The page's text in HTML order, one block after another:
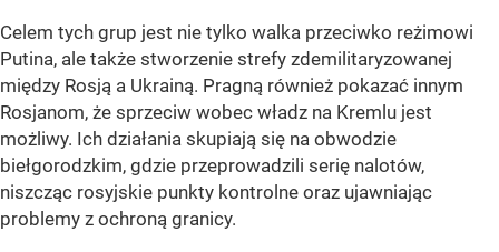
Celem tych grup jest nie tylko walka przeciwko reżimowi
Putina, ale także stworzenie strefy zdemilitaryzowanej
między Rosją a Ukrainą. Pragną również pokazać innym
Rosjanom, że sprzeciw wobec władz na Kremlu jest
możliwy. Ich działania skupiają się na obwodzie
biełgorodzkim, gdzie przeprowadzili serię nalotów,
niszcząc rosyjskie punkty kontrolne oraz ujawniając
problemy z ochroną granicy.